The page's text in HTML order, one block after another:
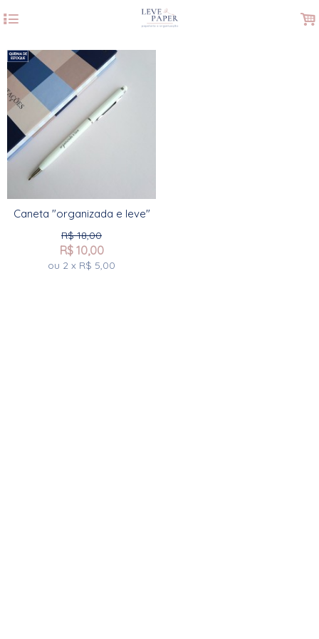
4 .
Caneta "organizada e leve"
R$18,00
R$ 10,00
ou 2 x R$ 5,00